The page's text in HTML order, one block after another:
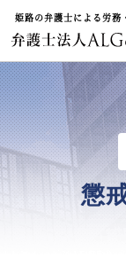
姫路の弁護士による労務
懲